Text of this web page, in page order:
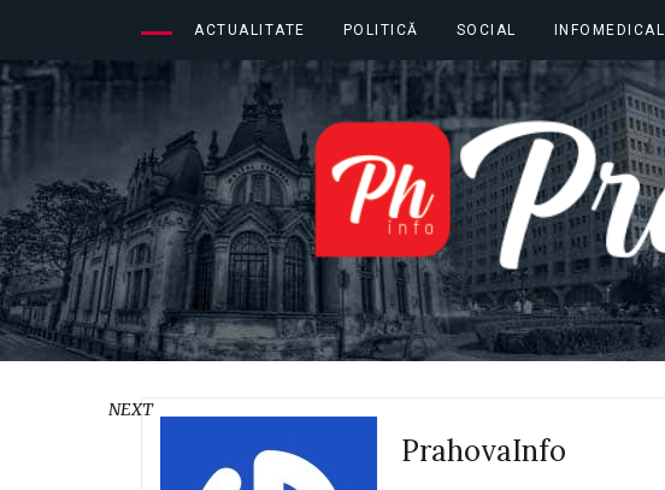
ACTUALITATE POLITICĂ SOCIAL INFOMEDICAL
PrahovaInfo
NEXT